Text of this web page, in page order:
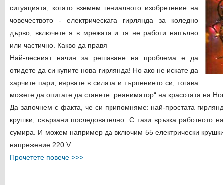
ситуацията, когато вземем гениалното изобретение на
човечеството - електрическата гирлянда за коледно
дърво, включете я в мрежата и тя не работи напълно
или частично. Какво да правя
Най-лесният начин за решаване на проблема е да
отидете да си купите нова гирлянда! Но ако не искате да
харчите пари, вярвате в силата и търпението си, тогава
можете да опитате да станете „реаниматор“ на красотата на
Да започнем с факта, че си припомняме: най-простата
крушки, свързани последователно. С тази връзка работното
сумира. И можем например да включим 55 електрически
напрежение 220 V ...
Прочетете повече >>>